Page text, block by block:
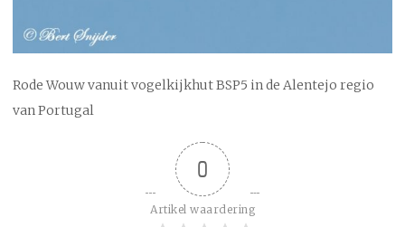
Rode Wouw vanuit vogelkijkhut BSP5 in de Alentejo regio
van Portugal
0
Artikel waardering